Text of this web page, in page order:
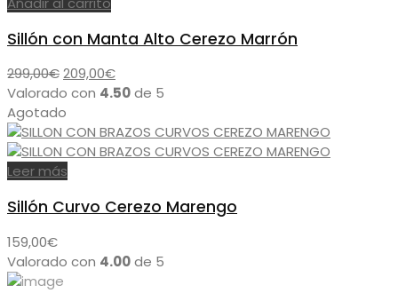
elegir
en
página
producto
Sillón con Manta Alto Cerezo Marrón
299,00€El
precio
original
era:
299,00€.
209,00€El
precio
es:
209,00€.
Valorado con 4.50de 5
Agotado
Leer más
Sillón Curvo Cerezo Marengo
159,00€
Valorado con 4.00de 5